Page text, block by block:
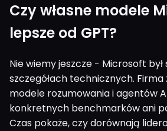
Czy własne modele
lepsze od GPT?
Nie wiemy jeszcze - Microsoft był
szczegółach technicznych. Firma
modele rozumowania i agentów
konkretnych benchmarków ani
Czas pokaże, czy dorównają